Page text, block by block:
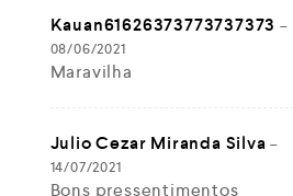
Kauan61626373773737373 –
08/06/2021
Maravilha
Julio Cezar Miranda Silva–
14/07/2021
Bons pressentimentos